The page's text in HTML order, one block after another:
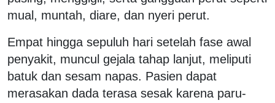
mual, muntah, diare, dan nyeri perut.
Empat hingga sepuluh hari setelah fase awal
penyakit, muncul gejala tahap lanjut, meliputi
batuk dan sesam napas. Pasien dapat
merasakan dada terasa sesak karena paru-